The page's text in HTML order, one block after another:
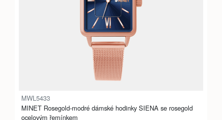
MWL5433
MINET Rosegold-modré dámské hodinky SIENA se rosegold
ocelovým řemínkem